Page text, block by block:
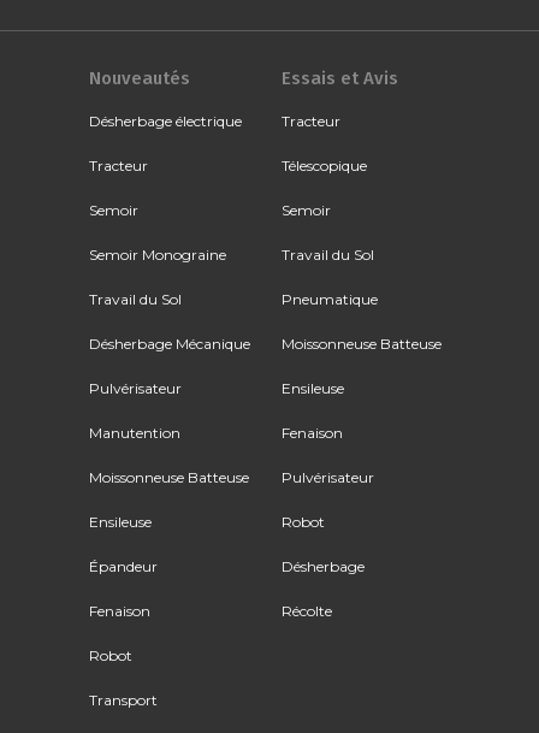
Nouveautés
Désherbage électrique
Tracteur
Semoir
Semoir Monograine
Travail du Sol
Désherbage Mécanique
Pulvérisateur
Manutention
Moissonneuse Batteuse
Ensileuse
Épandeur
Fenaison
Robot
Transport
Essais et Avis
Tracteur
Télescopique
Semoir
Travail du Sol
Pneumatique
Moissonneuse Batteuse
Ensileuse
Fenaison
Pulvérisateur
Robot
Désherbage
Récolte